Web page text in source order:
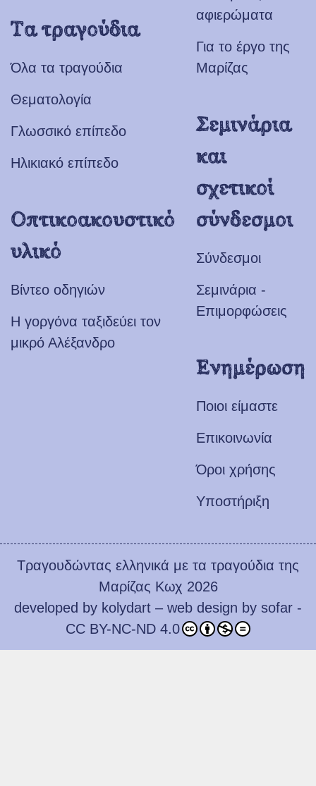
Τα τραγούδια
Όλα τα τραγούδια
Θεματολογία
Γλωσσικό επίπεδο
Ηλικιακό επίπεδο
Οπτικοακουστικό
υλικό
Βίντεο οδηγιών
Η γοργόνα ταξιδεύει τον
μικρό Αλέξανδρο
αφιερώματα
Για το έργο της
Μαρίζας
Σεμινάρια
και
σχετικοί
σύνδεσμοι
Σύνδεσμοι
Σεμινάρια -
Επιμορφώσεις
Ενημέρωση
Ποιοι είμαστε
Επικοινωνία
Όροι χρήσης
Υποστήριξη
Τραγουδώντας ελληνικά με τα τραγούδια της
Μαρίζας Κωχ 2026
developed by kolydart – web design by sofar -
CC BY-NC-ND 4.0